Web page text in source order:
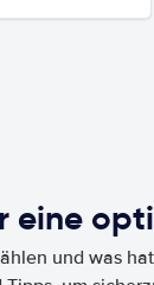
eine
und was